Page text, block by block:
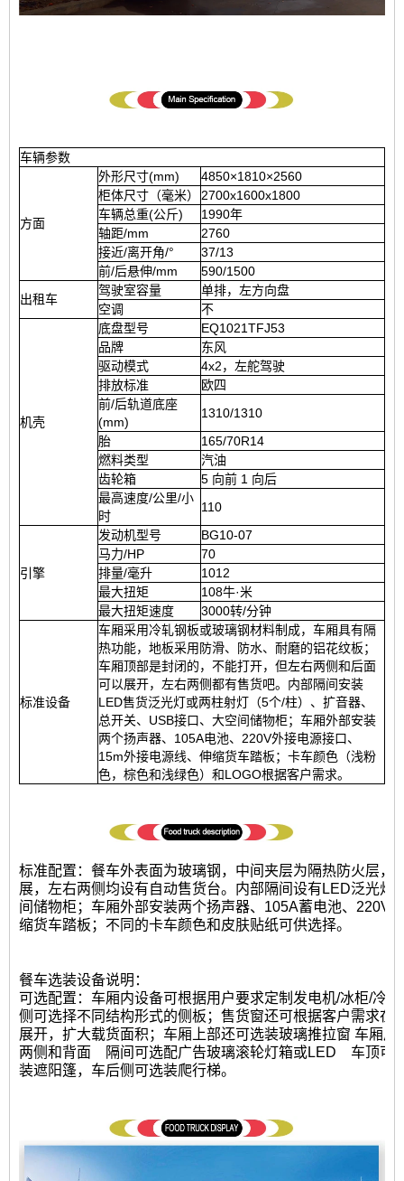
车辆参数
方面
外形尺寸(mm)
4850×1810×2560
柜体尺寸（毫米）
2700x1600x1800
车辆总重(公斤)
1990年
轴距/mm
2760
接近/离开角/°
37/13
前/后悬伸/mm
590/1500
出租车
驾驶室容量
单排，左方向盘
空调
不
机壳
底盘型号
EQ1021TFJ53
品牌
东风
驱动模式
4x2，左舵驾驶
排放标准
欧四
前/后轨道底座
(mm)
1310/1310
胎
165/70R14
燃料类型
汽油
齿轮箱
5 向前 1 向后
最高速度/公里/小
时
110
引擎
发动机型号
BG10-07
马力/HP
70
排量/毫升
1012
最大扭矩
108牛·米
最大扭矩速度
3000转/分钟
标准设备
车厢采用冷轧钢板或玻璃钢材料制成，车厢具有隔
热功能，地板采用防滑、防水、耐磨的铝花纹板；
车厢顶部是封闭的，不能打开，但左右两侧和后面
可以展开，左右两侧都有售货吧。内部隔间安装
LED售货泛光灯或两柱射灯（5个/柱）、扩音器、
总开关、USB接口、大空间储物柜；车厢外部安装
两个扬声器、105A电池、220V外接电源接口、
15m外接电源线、伸缩货车踏板；卡车颜色（浅粉
色，棕色和浅绿色）和LOGO根据客户需求。
标准配置：餐车外表面为玻璃钢，中间夹层为隔热防火层，
展，左右两侧均设有自动售货台。内部隔间设有LED泛光灯
间储物柜；车厢外部安装两个扬声器、105A蓄电池、220V
缩货车踏板；不同的卡车颜色和皮肤贴纸可供选择。
餐车选装设备说明：
可选配置：车厢内设备可根据用户要求定制发电机/冰柜/冷
侧可选择不同结构形式的侧板；售货窗还可根据客户需求在
展开，扩大载货面积；车厢上部还可选装玻璃推拉窗 车厢
两侧和背面
隔间可选配广告玻璃滚轮灯箱或LED
车顶可
装遮阳篷，车后侧可选装爬行梯。